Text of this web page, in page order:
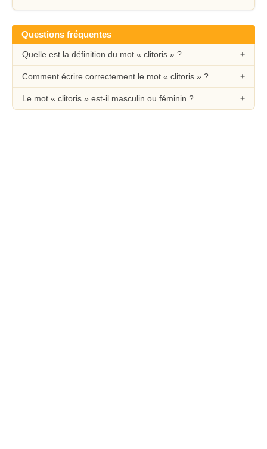
Questions fréquentes
Quelle est la définition du mot « clitoris » ?
Comment écrire correctement le mot « clitoris » ?
Le mot « clitoris » est-il masculin ou féminin ?